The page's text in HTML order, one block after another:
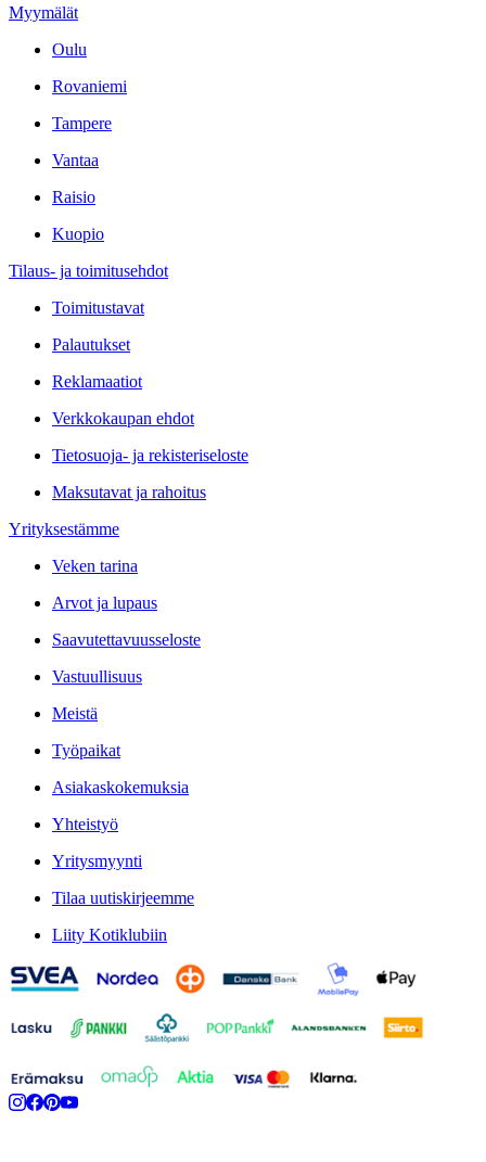
Myymälät
Oulu
Rovaniemi
Tampere
Vantaa
Raisio
Kuopio
Tilaus- ja toimitusehdot
Toimitustavat
Palautukset
Reklamaatiot
Verkkokaupan ehdot
Tietosuoja- ja rekisteriseloste
Maksutavat ja rahoitus
Yrityksestämme
Veken tarina
Arvot ja lupaus
Saavutettavuusseloste
Vastuullisuus
Meistä
Työpaikat
Asiakaskokemuksia
Yhteistyö
Yritysmyynti
Tilaa uutiskirjeemme
Liity Kotiklubiin